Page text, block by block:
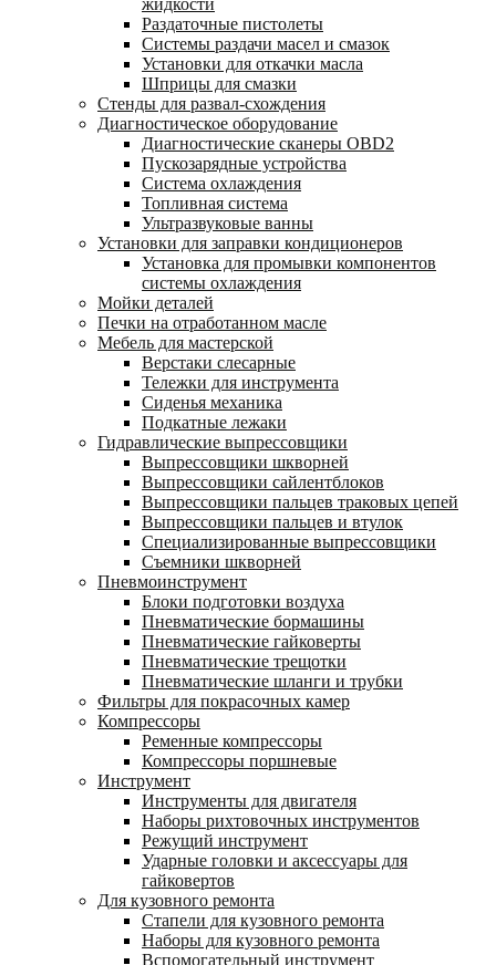
жидкости
Раздаточные пистолеты
Системы раздачи масел и смазок
Установки для откачки масла
Шприцы для смазки
Стенды для развал-схождения
Диагностическое оборудование
Диагностические сканеры OBD2
Пускозарядные устройства
Система охлаждения
Топливная система
Ультразвуковые ванны
Установки для заправки кондиционеров
Установка для промывки компонентов
системы охлаждения
Мойки деталей
Печки на отработанном масле
Мебель для мастерской
Верстаки слесарные
Тележки для инструмента
Сиденья механика
Подкатные лежаки
Гидравлические выпрессовщики
Выпрессовщики шкворней
Выпрессовщики сайлентблоков
Выпрессовщики пальцев траковых цепей
Выпрессовщики пальцев и втулок
Специализированные выпрессовщики
Cъемники шкворней
Пневмоинструмент
Блоки подготовки воздуха
Пневматические бормашины
Пневматические гайковерты
Пневматические трещотки
Пневматические шланги и трубки
Фильтры для покрасочных камер
Компрессоры
Ременные компрессоры
Компрессоры поршневые
Инструмент
Инструменты для двигателя
Наборы рихтовочных инструментов
Режущий инструмент
Ударные головки и аксессуары для
гайковертов
Для кузовного ремонта
Стапели для кузовного ремонта
Наборы для кузовного ремонта
Вспомогательный инструмент